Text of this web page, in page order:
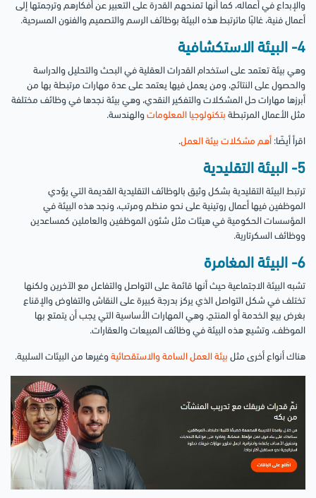
والإبداع في أعماله، كما أنها تمنحهم القدرة على التعبير عن أفكارهم وترجمتها إلى
أعمال فنية، غالبًا ماترتبط هذه البيئة بوظائف الرسم والتصميم والفنون المسرحية.
4- البيئة الاستكشافية
وهي بيئة تعتمد على استخدام القدرات العقلية في البحث والتحليل والدراسة
والحصول على النتائج، ومن يعمل فيها يعتمد على عدة مهارات مرتبطة بها من
أبرزها مهارات حل المشكلات والتفكير النقدي، وهي بيئة نجدها في وظائف مختلفة
مثل الأعمال المرتبطة بتكنولوجيا المعلومات والهندسة.
اقرأ أيضًا: أهم مشكلات بيئة العمل.
5- البيئة التقليدية
ترتبط البيئة التقليدية بشكل وثيق بالوظائف التقليدية القديمة التي يؤدي
الموظفين فيها أعمال روتينية على نحو منظم ومرتب، ونجد هذه البيئة في
المؤسسات الحكومية في هيئات مثل شئون الموظفين والعاملين كمساعدين
ووظائف السكرتارية.
6- البيئة المغامرة
تشبه البيئة الاجتماعية حيث أنها قائمة على التواصل والتفاعل مع الآخرين ولكنها
تختلف في شكل التواصل الذي يركز بدرجة كبيرة على النقاش والتفاوض والإقناع
بغرض بيع الخدمة أو المنتج، وهي المهارات الأساسية التي يجب أن يتمتع بها
الموظف، وتشيع هذه البيئة في وظائف المبيعات والعقارات.
هناك أنواع أخرى مثل بيئة العمل السامة والاستقصائية وغيرها من البيئات السلبية.